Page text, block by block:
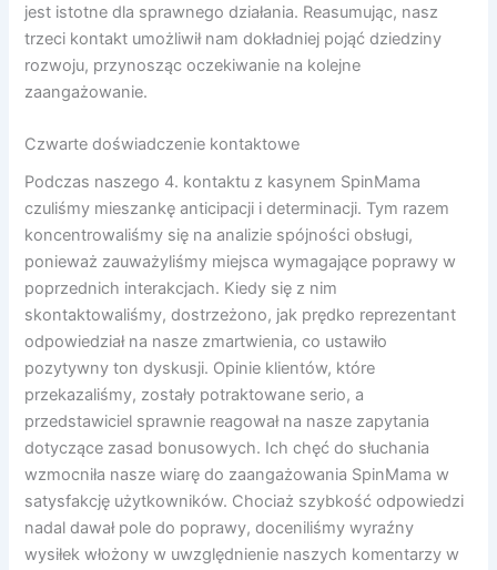
jest istotne dla sprawnego działania. Reasumując, nasz
trzeci kontakt umożliwił nam dokładniej pojąć dziedziny
rozwoju, przynosząc oczekiwanie na kolejne
zaangażowanie.
Czwarte doświadczenie kontaktowe
Podczas naszego 4. kontaktu z kasynem SpinMama
czuliśmy mieszankę anticipacji i determinacji. Tym razem
koncentrowaliśmy się na analizie spójności obsługi,
ponieważ zauważyliśmy miejsca wymagające poprawy w
poprzednich interakcjach. Kiedy się z nim
skontaktowaliśmy, dostrzeżono, jak prędko reprezentant
odpowiedział na nasze zmartwienia, co ustawiło
pozytywny ton dyskusji. Opinie klientów, które
przekazaliśmy, zostały potraktowane serio, a
przedstawiciel sprawnie reagował na nasze zapytania
dotyczące zasad bonusowych. Ich chęć do słuchania
wzmocniła nasze wiarę do zaangażowania SpinMama w
satysfakcję użytkowników. Chociaż szybkość odpowiedzi
nadal dawał pole do poprawy, doceniliśmy wyraźny
wysiłek włożony w uwzględnienie naszych komentarzy w